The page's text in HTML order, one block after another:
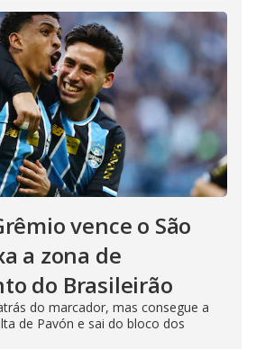
vence o São
a zona de
do Brasileirão
do marcador, mas consegue a
de Pavón e sai do bloco dos